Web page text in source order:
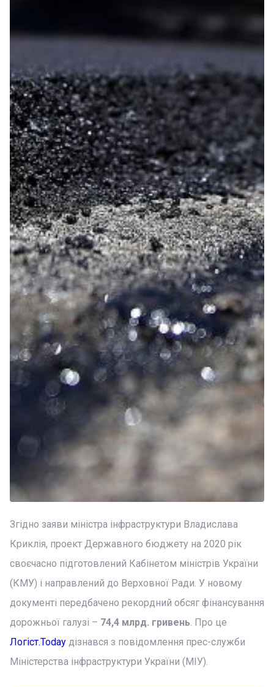
Згідно заяви міністра інфраструктури Владислава
Криклія, проект Державного бюджету на 2020 рік
своєчасно підготовлений Кабінетом міністрів України
(КМУ) і направлений до Верховної Ради. У новому
документі передбачено рекордний обсяг фінансування
дорожньої галузі – 74,4 млрд. гривень. Про це
Логіст.Today дізнався з повідомлення прес-служби
Міністерства інфраструктури України (МІУ).